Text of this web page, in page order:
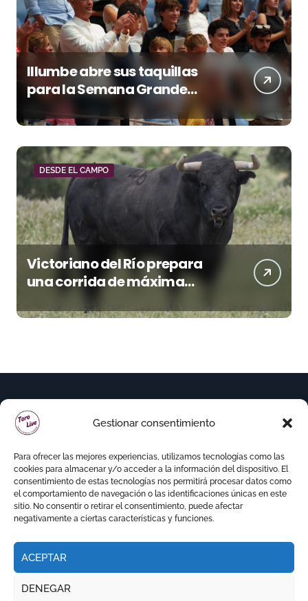
Gestionar consentimiento
Para ofrecer las mejores experiencias, utilizamos tecnologías como las
cookies para almacenar y/o acceder a la información del dispositivo. El
consentimiento de estas tecnologías nos permitirá procesar datos como
el comportamiento de navegación o las identificaciones únicas en este
sitio. No consentir o retirar el consentimiento, puede afectar
negativamente a ciertas características y funciones.
ACEPTAR
DENEGAR
Illumbe abre sus taquillas
para la Semana Grande
Donostiarra
DESDE EL CAMPO
Victoriano del Río prepara
una corrida de máxima
seriedad para Ciudad Real
(En Vídeo)
Copyright © Todos los derechos reservados